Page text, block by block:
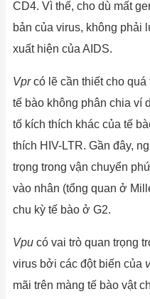
CD4. Vì thế, cho dù mất
bản của virus, không phải
xuất hiện của AIDS.
Vprcó lẽ cần thiết cho
tế bào không phân chia ví
tố kích thích khác của tế
thích HIV-LTR. Gần đây,
trọng trong vận chuyển
vào nhân (tổng quan ở
chu kỳ tế bào ở G2.
Vpu có vai trò quan trọng
virus bởi các đột biến của
mãi trên màng tế bào vật